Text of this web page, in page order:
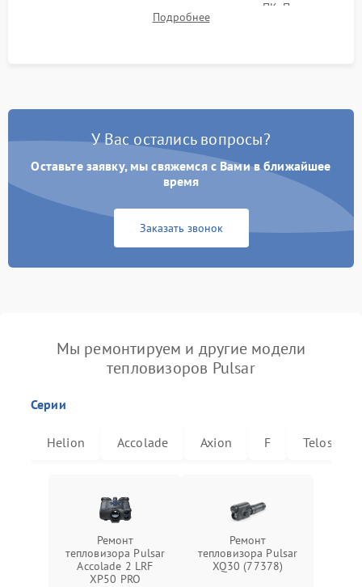
термограмм в память и передачи данных на ПК. Проверка
автономности работы и итоговый контроль качества.
Подробнее
У Вас остались вопросы?
Оставьте заявку, мы свяжемся с Вами в ближайшее
время
Заказать звонок
Мы ремонтируем и другие модели
тепловизоров Pulsar
Серии
Helion Accolade Axion F Telos
Ремонт
тепловизора Pulsar
Accolade 2 LRF
XP50 PRO
Ремонт
тепловизора Pulsar
XQ30 (77378)